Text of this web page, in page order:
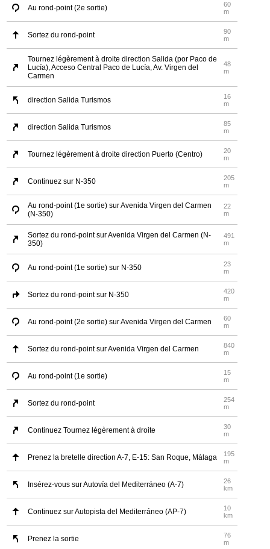
Au rond-point (2e sortie)
60
m
Sortez du rond-point
90
m
Tournez légèrement à droite direction Salida (por Paco de
Lucía), Acceso Central Paco de Lucía, Av. Virgen del
Carmen
48
m
direction Salida Turismos
16
m
direction Salida Turismos
85
m
Tournez légèrement à droite direction Puerto (Centro)
20
m
Continuez sur N-350
205
m
Au rond-point (1e sortie) sur Avenida Virgen del Carmen
(N-350)
22
m
Sortez du rond-point sur Avenida Virgen del Carmen (N-
350)
491
m
Au rond-point (1e sortie) sur N-350
23
m
Sortez du rond-point sur N-350
420
m
Au rond-point (2e sortie) sur Avenida Virgen del Carmen
60
m
Sortez du rond-point sur Avenida Virgen del Carmen
840
m
Au rond-point (1e sortie)
15
m
Sortez du rond-point
254
m
Continuez Tournez légèrement à droite
30
m
Prenez la bretelle direction A-7, E-15: San Roque, Málaga
195
m
Insérez-vous sur Autovía del Mediterráneo (A-7)
26
km
Continuez sur Autopista del Mediterráneo (AP-7)
10
km
Prenez la sortie
76
m